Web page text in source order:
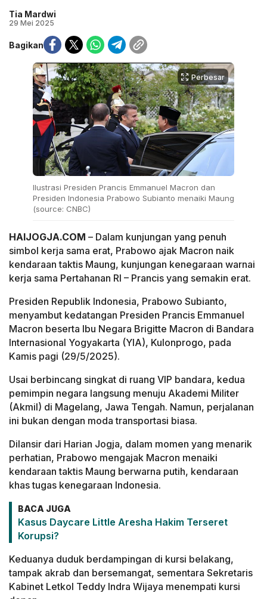
Tia Mardwi
29 Mei 2025
Bagikan
Perbesar
Ilustrasi Presiden Prancis Emmanuel Macron dan
Presiden Indonesia Prabowo Subianto menaiki Maung
(source: CNBC)
HAIJOGJA.COM – Dalam kunjungan yang penuh
simbol kerja sama erat, Prabowo ajak Macron naik
kendaraan taktis Maung, kunjungan kenegaraan warnai
kerja sama Pertahanan RI – Prancis yang semakin erat.
Presiden Republik Indonesia, Prabowo Subianto,
menyambut kedatangan Presiden Prancis Emmanuel
Macron beserta Ibu Negara Brigitte Macron di Bandara
Internasional Yogyakarta (YIA), Kulonprogo, pada
Kamis pagi (29/5/2025).
Usai berbincang singkat di ruang VIP bandara, kedua
pemimpin negara langsung menuju Akademi Militer
(Akmil) di Magelang, Jawa Tengah. Namun, perjalanan
ini bukan dengan moda transportasi biasa.
Dilansir dari Harian Jogja, dalam momen yang menarik
perhatian, Prabowo mengajak Macron menaiki
kendaraan taktis Maung berwarna putih, kendaraan
khas tugas kenegaraan Indonesia.
BACA JUGA
Kasus Daycare Little Aresha Hakim Terseret
Korupsi?
Keduanya duduk berdampingan di kursi belakang,
tampak akrab dan bersemangat, sementara Sekretaris
Kabinet Letkol Teddy Indra Wijaya menempati kursi